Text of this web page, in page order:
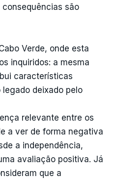
são
Verde, onde esta
inquiridos: a mesma
características
deixado pelo
relevante entre os
a ver de forma negativa
a independência,
avaliação positiva. Já
que a